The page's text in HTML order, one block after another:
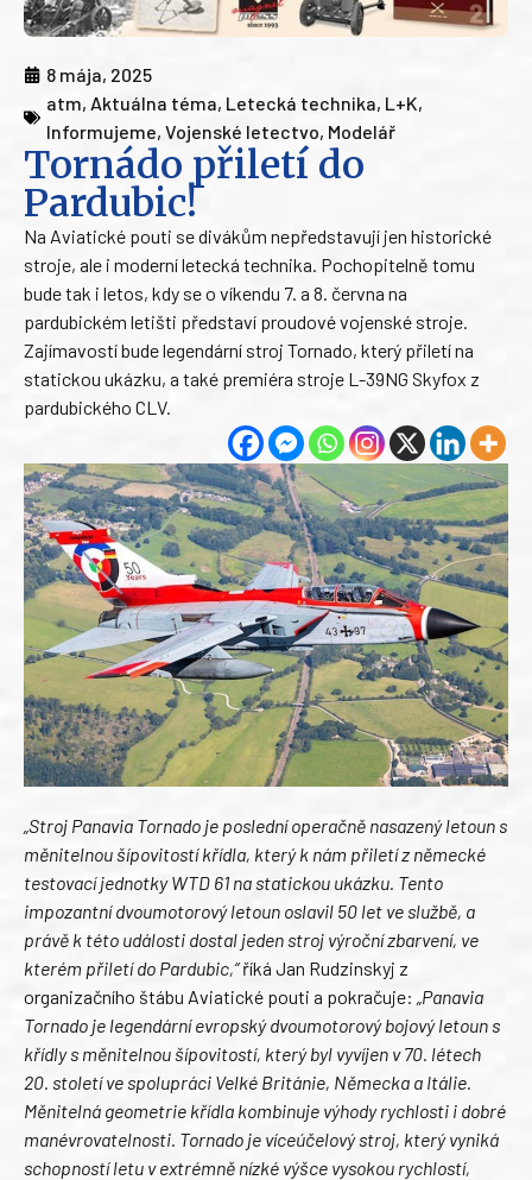
8 mája, 2025
atm, Aktuálna téma, Letecká technika, L+K,
Informujeme, Vojenské letectvo, Modelář
Tornádo přiletí do
Pardubic!
Na Aviatické pouti se divákům nepředstavují jen historické
stroje, ale i moderní letecká technika. Pochopitelně tomu
bude tak i letos, kdy se o víkendu 7. a 8. června na
pardubickém letišti představí proudové vojenské stroje.
Zajímavostí bude legendární stroj Tornado, který přiletí na
statickou ukázku, a také premiéra stroje L-39NG Skyfox z
pardubického CLV.
„Stroj Panavia Tornado je poslední operačně nasazený letoun s
měnitelnou šípovitostí křídla, který k nám přiletí z německé
testovací jednotky WTD 61 na statickou ukázku. Tento
impozantní dvoumotorový letoun oslavil 50 let ve službě, a
právě k této události dostal jeden stroj výroční zbarvení, ve
kterém přiletí do Pardubic,“říká Jan Rudzinskyj z
organizačního štábu Aviatické pouti a pokračuje: „Panavia
Tornado je legendární evropský dvoumotorový bojový letoun s
křídly s měnitelnou šípovitostí, který byl vyvíjen v 70. létech
20. století ve spolupráci Velké Británie, Německa a Itálie.
Měnitelná geometrie křídla kombinuje výhody rychlosti i dobré
manévrovatelnosti. Tornado je víceúčelový stroj, který vyniká
schopností letu v extrémně nízké výšce vysokou rychlostí,